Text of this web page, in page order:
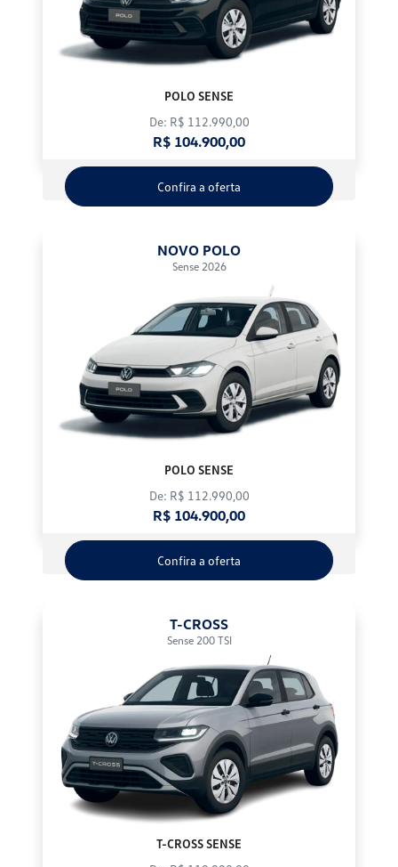
POLO SENSE
De: R$ 112.990,00
R$ 104.900,00
Confira a oferta
NOVO POLO
Sense 2026
POLO SENSE
De: R$ 112.990,00
R$ 104.900,00
Confira a oferta
T-CROSS
Sense 200 TSI
T-CROSS SENSE